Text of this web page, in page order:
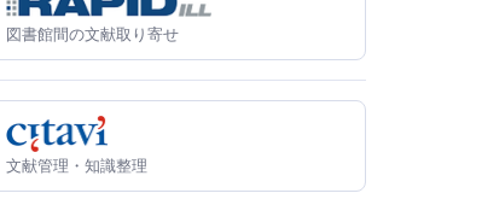
図書館間の文献取り寄せ
文献管理・知識整理